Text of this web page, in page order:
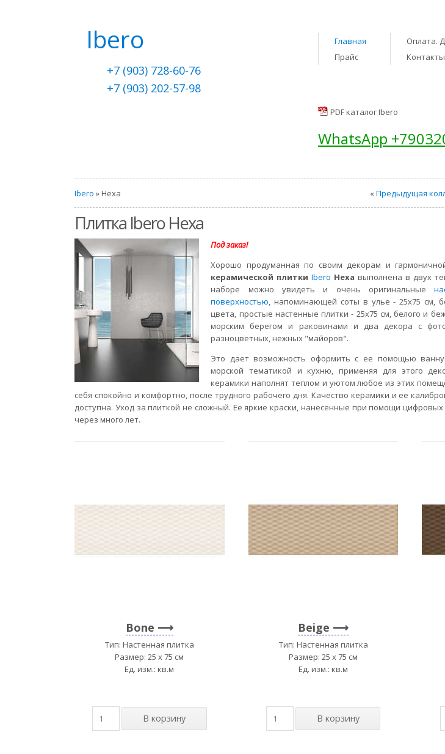
Ibero
+7 (903) 728-60-76
+7 (903) 202-57-98
Главная
Прайс
Оплата.
Контакты
PDF каталог Ibero
WhatsApp
Ibero » Hexa «Предыдущая
Плитка Ibero Hexa
Под заказ!
Хорошо продуманная по своим декорам и
керамической плиткиIbero Hexa выполнена в двух
наборе можно увидеть и очень оригинальные
поверхностью, напоминающей соты в улье - 25х75 см,
цвета, простые настенные плитки - 25х75 см, белого и
морским берегом и раковинами и два декора с
разноцветных, нежных "майоров".
Это дает возможность оформить с ее помощью
морской тематикой и кухню, применяя для этого
керамики наполнят теплом и уютом любое из этих
себя спокойно и комфортно, после трудного рабочего дня. Качество керамики и ее
доступна. Уход за плиткой не сложный. Ее яркие краски, нанесенные при помощи цифровых
через много лет.
Bone
Тип: Настенная плитка
Размер: 25 x 75 см
Ед. изм.: кв.м
Beige
Тип: Настенная плитка
Размер: 25 x 75 см
Ед. изм.: кв.м